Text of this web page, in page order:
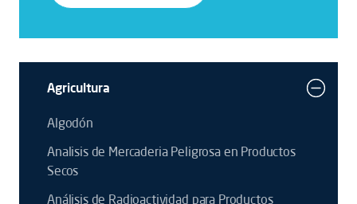
Agricultura
Algodón
Analisis de Mercaderia Peligrosa en Productos
Secos
Análisis de Radioactividad para Productos